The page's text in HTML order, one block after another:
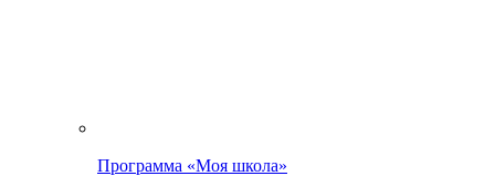
Программа «Моя школа»